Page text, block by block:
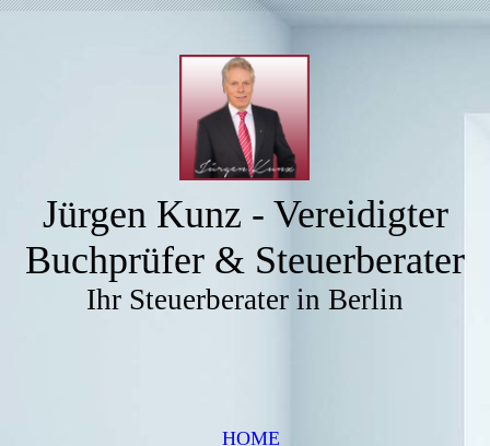
Jürgen Kunz - Vereidigter
Buchprüfer & Steuerberater
Ihr Steuerberater in Berlin
HOME